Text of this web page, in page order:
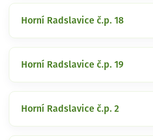
Horní Radslavice č.p. 18
Horní Radslavice č.p. 19
Horní Radslavice č.p. 2